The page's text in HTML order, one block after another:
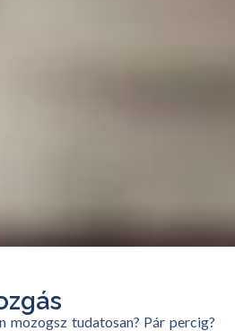
mozogsz tudatosan? Pár percig?